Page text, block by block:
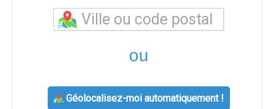
ou
Géolocalisez-moi automatiquement !